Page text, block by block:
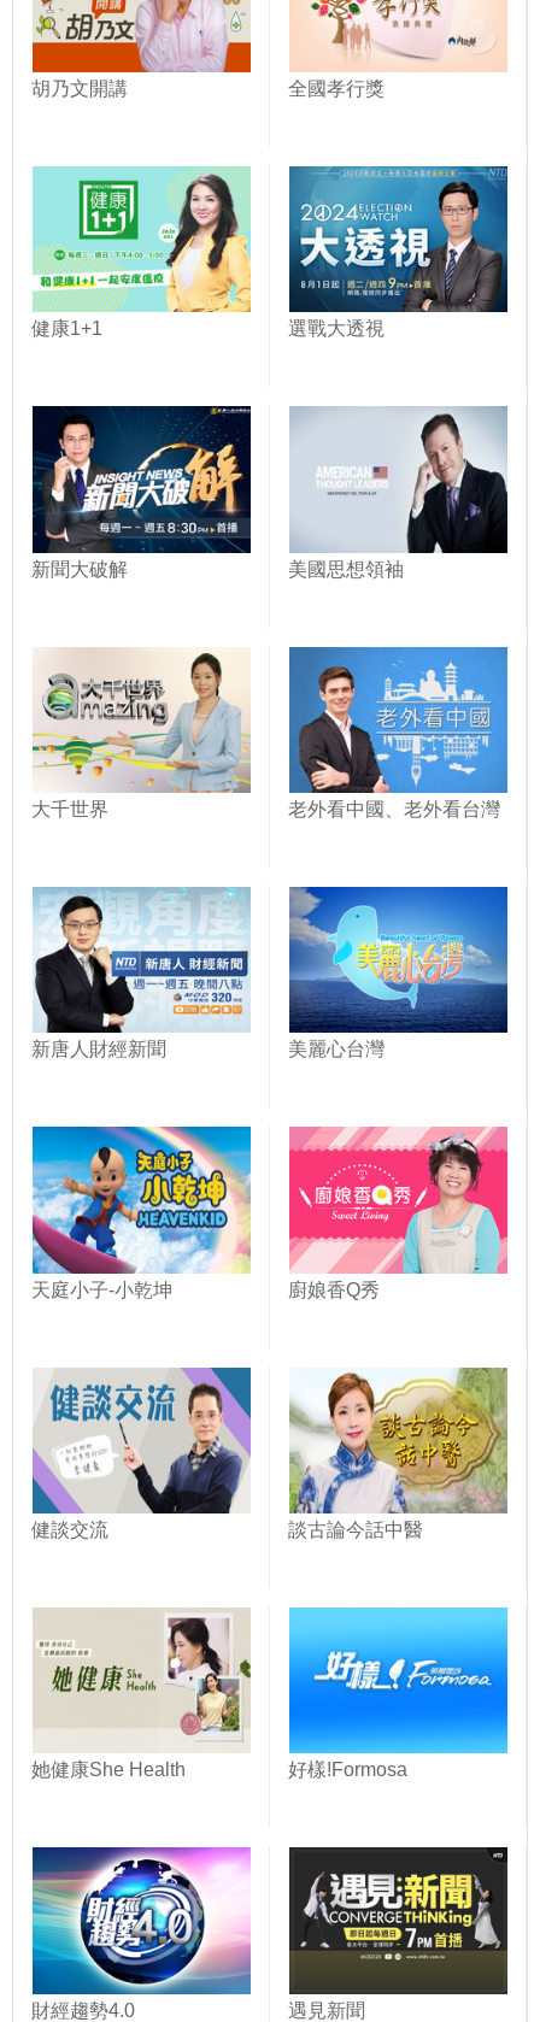
胡乃文開講 全國孝行獎
健康1+1 選戰大透視
新聞大破解 美國思想領袖
大千世界 老外看中國、老外看台灣
新唐人財經新聞 美麗心台灣
天庭小子-小乾坤 廚娘香Q秀
健談交流 談古論今話中醫
她健康She Health 好樣!Formosa
財經趨勢4.0 遇見新聞